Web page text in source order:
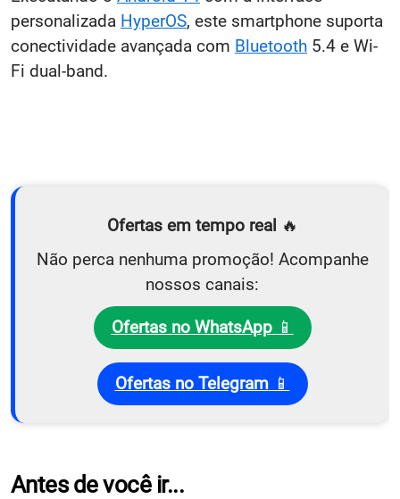
personalizada HyperOS, este smartphone suporta
conectividade avançada com Bluetooth 5.4 e Wi-
Fi dual-band.
Ofertas em tempo real 🔥
Não perca nenhuma promoção! Acompanhe
nossos canais:
Ofertas no WhatsApp📱
Ofertas no Telegram📱
Antes de você ir...